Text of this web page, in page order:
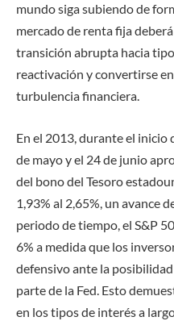
mundo siga subiendo de
mercado de renta fija
transición abrupta hacia
reactivación y convertirse
turbulencia financiera.
En el 2013, durante el inicio
de mayo y el 24 de junio
del bono del Tesoro
1,93% al 2,65%, un avance
periodo de tiempo, el S&P
6% a medida que los
defensivo ante la
parte de la Fed. Esto
en los tipos de interés a